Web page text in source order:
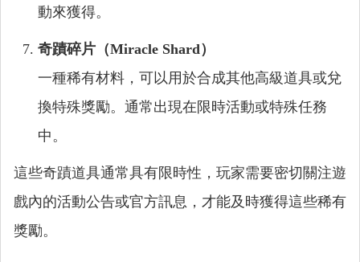
動來獲得。
奇蹟碎片（Miracle Shard）
一種稀有材料，可以用於合成其他高級道具或兌
換特殊獎勵。通常出現在限時活動或特殊任務
中。
這些奇蹟道具通常具有限時性，玩家需要密切關注遊
戲內的活動公告或官方訊息，才能及時獲得這些稀有
獎勵。